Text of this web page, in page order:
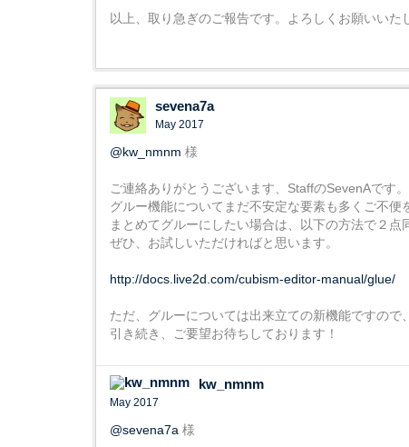
以上、取り急ぎのご報告です。よろしくお願いいた
sevena7a
May 2017
@kw_nmnm 様
ご連絡ありがとうございます、StaffのSevenAです。
グルー機能についてまだ不安定な要素も多くご不便
まとめてグルーにしたい場合は、以下の方法で２点
ぜひ、お試しいただければと思います。
http://docs.live2d.com/cubism-editor-manual/glue/
ただ、グルーについては出来立ての新機能ですので
引き続き、ご要望お待ちしております！
kw_nmnm
May 2017
@sevena7a 様